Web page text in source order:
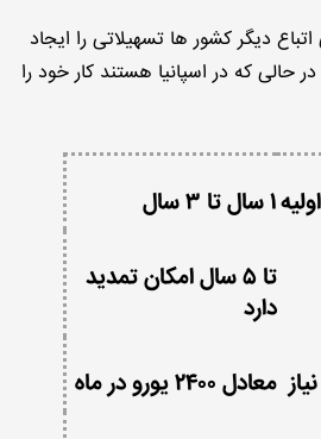
دیگر کشور ها تسهیلاتی را ایجاد
در حالی که در اسپانیا هستند کار خود را
۱ سال تا ۳ سال
تا ۵ سال امکان تمدید
دارد
معادل ۲۴۰۰ یورو در ماه